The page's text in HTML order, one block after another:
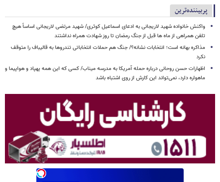
پربیننده‌ترین
واکنش خانواده شهید لاریجانی به ادعای اسماعیل کوثری/ شهید مرتضی لاریجانی اساساً هیچ
تلفن همراهی از ماه ها قبل از جنگ رمضان تا روز شهادت همراه نداشتند
مذاکره بهانه است؛ انتخابات نشانه؟/ جنگ هم حملات انتخاباتی تندروها به قالیباف را متوقف
نکرد
اظهارات حسن روحانی درباره حمله آمریکا به مدرسه میناب/ کسی که این همه پهپاد و هواپیما و
ماهواره دارد، نمی‌تواند این کارش از روی اشتباه باشد